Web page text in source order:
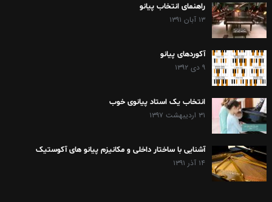
راهنمای انتخاب پیانو
۱۳ آبان ۱۳۹۱
آکوردهای پیانو
۹ دی ۱۳۹۲
انتخاب یک استاد پیانوی خوب
۳۱ اردیبهشت ۱۳۹۷
آشنایی با ساختار داخلی و مکانیزم پیانو های آکوستیک
۱۴ آذر ۱۳۹۱